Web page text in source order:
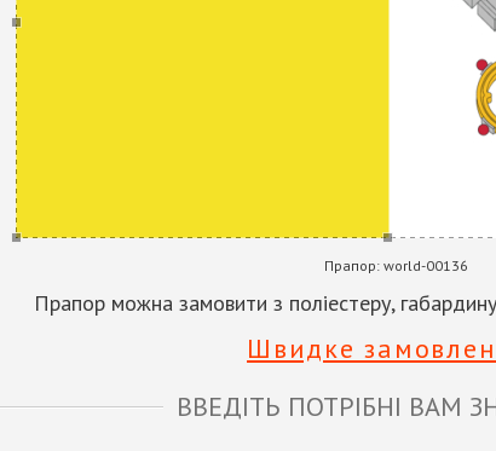
Прапор: world-00136
Прапор можна замовити з поліестеру,
Швидке
ВВЕДІТЬ ПОТРІБНІ ВАМ